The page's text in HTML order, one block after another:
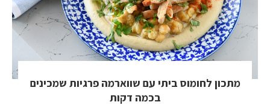
מתכון לחומוס ביתי עם שווארמה פרגיות שמכינים
בכמה דקות